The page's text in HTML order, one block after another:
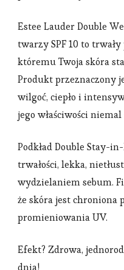
Estee Lauder Double
twarzy SPF 10 to
któremu Twoja skóra
Produkt przeznaczony
wilgoć, ciepło i
jego właściwości
Podkład Double Stay-
trwałości, lekka,
wydzielaniem sebum.
że skóra jest
promieniowania UV.
Efekt? Zdrowa,
dnia!